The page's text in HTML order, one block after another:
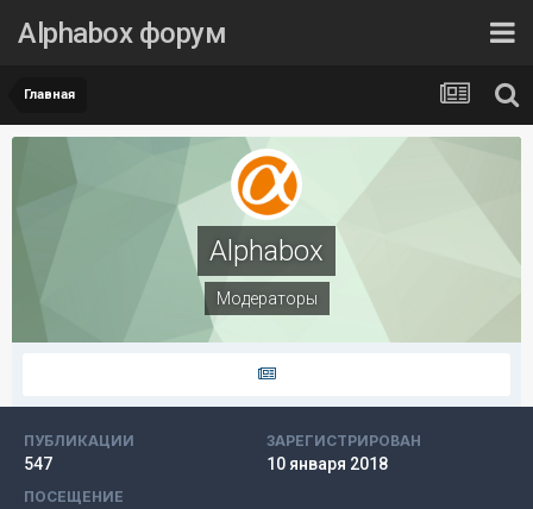
Alphabox форум
Главная
Alphabox
Модераторы
ПУБЛИКАЦИИ
547
ЗАРЕГИСТРИРОВАН
10 января 2018
ПОСЕЩЕНИЕ